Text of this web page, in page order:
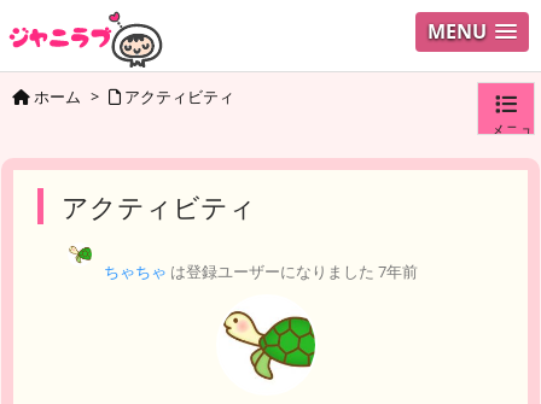
MENU
メニュ
ホーム > アクティビティ
アクティビティ
ちゃちゃ は登録ユーザーになりました 7年前